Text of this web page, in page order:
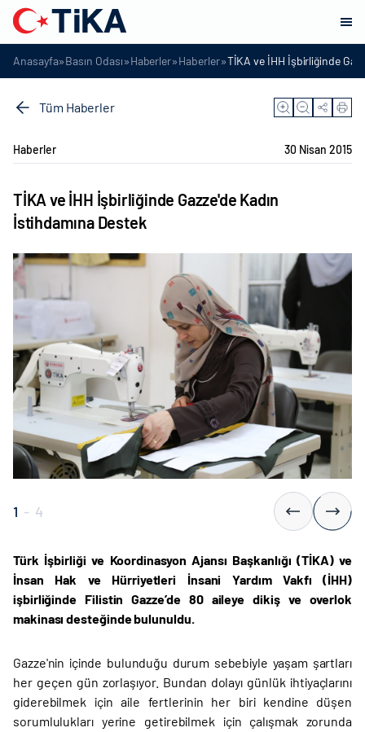
Anasayfa»Basın Odası»Haberler»Haberler»TİKA ve İHH İşbirliğinde
Tüm Haberler
Haberler 30 Nisan 2015
TİKA ve İHH İşbirliğinde Gazze'de Kadın
İstihdamına Destek
1 - 4
Türk İşbirliği ve Koordinasyon Ajansı Başkanlığı (TİKA) ve
İnsan Hak ve Hürriyetleri İnsani Yardım Vakfı (İHH)
işbirliğinde Filistin Gazze’de 80 aileye dikiş ve overlok
makinası desteğinde bulunuldu.
Gazze'nin içinde bulunduğu durum sebebiyle yaşam şartları
her geçen gün zorlaşıyor. Bundan dolayı günlük ihtiyaçlarını
giderebilmek için aile fertlerinin her biri kendine düşen
sorumlulukları yerine getirebilmek için çalışmak zorunda